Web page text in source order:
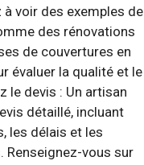
à voir des exemples de
des rénovations
de couvertures en
évaluer la qualité et le
le devis : Un artisan
détaillé, incluant
les délais et les
Renseignez-vous sur